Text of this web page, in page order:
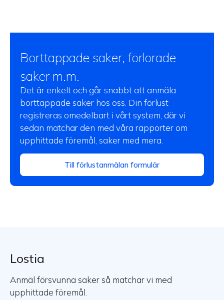
Borttappade saker, förlorade
saker m.m.
Det är enkelt och går snabbt att anmäla
borttappade saker hos oss. Din förlust
registreras omedelbart i vårt system, där vi
sedan matchar den med våra rapporter om
upphittade föremål, saker med mera.
Till förlustanmälan formulär
Lostia
Anmäl försvunna saker så matchar vi med
upphittade föremål.